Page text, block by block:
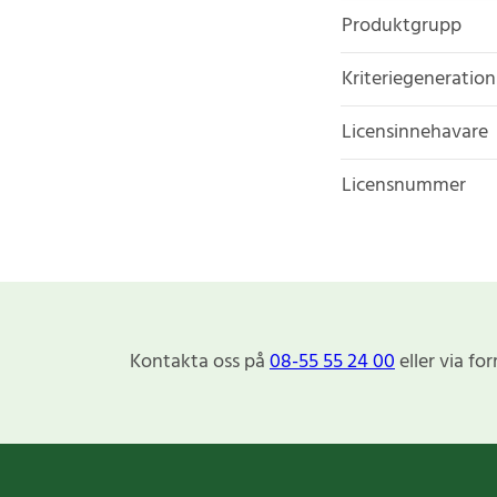
Produktgrupp
Kriteriegeneration
Licensinnehavare
Licensnummer
Kontakta oss på08-55 55 24 00eller via